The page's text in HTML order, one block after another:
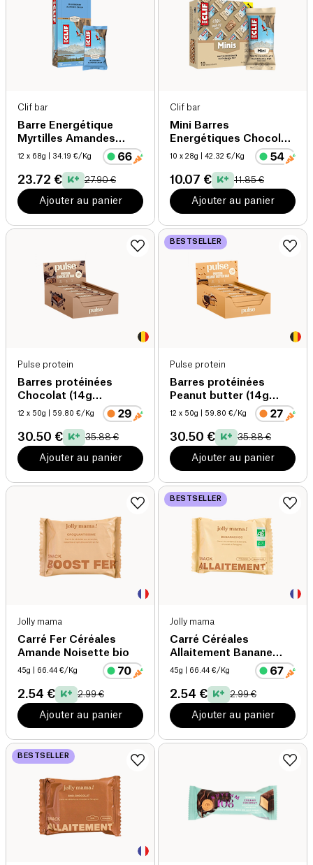
Clif bar
Barre Energétique
Myrtilles Amandes
Croquantes
12 x 68g | 34.19 €/Kg
23.72 € 27.90 €
Ajouter au panier
Clif bar
Mini Barres
Energétiques Chocolat
Blanc
10 x 28g | 42.32 €/Kg
10.07 € 11.85 €
Ajouter au panier
Pulse protein
Barres protéinées
Chocolat (14g
protéine/barre) bio
12 x 50g | 59.80 €/Kg
30.50 € 35.88 €
Ajouter au panier
BESTSELLER
Pulse protein
Barres protéinées
Peanut butter (14g
protéine/barre) bio
12 x 50g | 59.80 €/Kg
30.50 € 35.88 €
Ajouter au panier
Jolly mama
Carré Fer Céréales
Amande Noisette bio
45g | 66.44 €/Kg
2.54 € 2.99 €
Ajouter au panier
BESTSELLER
Jolly mama
Carré Céréales
Allaitement Banane
Chocolat bio
45g | 66.44 €/Kg
2.54 € 2.99 €
Ajouter au panier
BESTSELLER